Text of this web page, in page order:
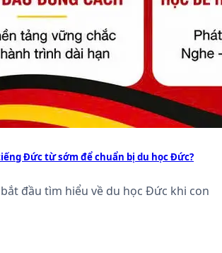
Đức từ sớm để chuẩn bị du học Đức?
đầu tìm hiểu về du học Đức khi con